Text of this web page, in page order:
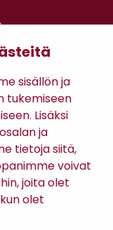
sisällön ja
tukemiseen
Lisäksi
ja
tietoja siitä,
voivat
joita olet
olet